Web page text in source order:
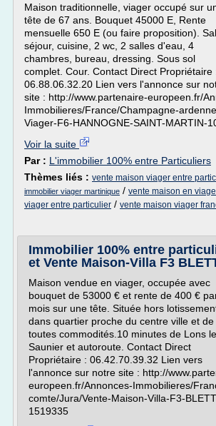
Maison traditionnelle, viager occupé sur
tête de 67 ans. Bouquet 45000 E, Rente
mensuelle 650 E (ou faire proposition).
séjour, cuisine, 2 wc, 2 salles d'eau, 4
chambres, bureau, dressing. Sous sol
complet. Cour. Contact Direct Propriétaire
06.88.06.32.20 Lien vers l'annonce sur
site : http://www.partenaire-europeen.fr/
Immobilieres/France/Champagne-
Viager-F6-HANNOGNE-SAINT-MARTIN-
Voir la suite
Par : L'immobilier 100% entre Particuliers
Thèmes liés : vente maison viager entre
immobilier viager martinique / vente maison en
viager entre particulier / vente maison viager
Immobilier 100% entre
et Vente Maison-Villa F3
Maison vendue en viager, occupée avec
bouquet de 53000 € et rente de 400 €
mois sur une tête. Située hors
dans quartier proche du centre ville et de
toutes commodités.10 minutes de Lons le
Saunier et autoroute. Contact Direct
Propriétaire : 06.42.70.39.32 Lien vers
l'annonce sur notre site : http://
europeen.fr/Annonces-Immobilieres/
comte/Jura/Vente-Maison-Villa-F3-
1519335